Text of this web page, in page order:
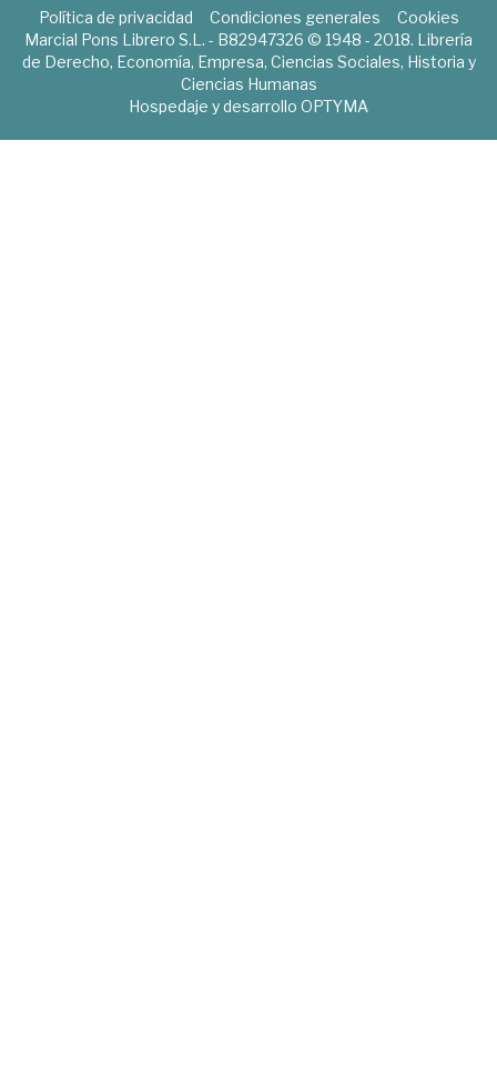
Política de privacidad Condiciones generales
Cookies
Marcial Pons Librero S.L. - B82947326 © 1948 - 2018. Librería
de Derecho, Economía, Empresa, Ciencias Sociales, Historia y
Ciencias Humanas
Hospedaje y desarrollo OPTYMA